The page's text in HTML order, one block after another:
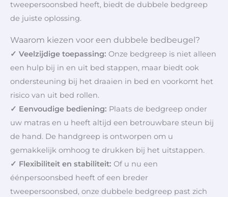
tweepersoonsbed heeft, biedt de dubbele bedgreep
de juiste oplossing.
Waarom kiezen voor een dubbele bedbeugel?
✓ Veelzijdige toepassing: Onze bedgreep is niet alleen
een hulp bij in en uit bed stappen, maar biedt ook
ondersteuning bij het draaien in bed en voorkomt het
risico van uit bed rollen.
✓ Eenvoudige bediening: Plaats de bedgreep onder
uw matras en u heeft altijd een betrouwbare steun bij
de hand. De handgreep is ontworpen om u
gemakkelijk omhoog te drukken bij het uitstappen.
✓ Flexibiliteit en stabiliteit: Of u nu een
éénpersoonsbed heeft of een breder
tweepersoonsbed, onze dubbele bedgreep past zich